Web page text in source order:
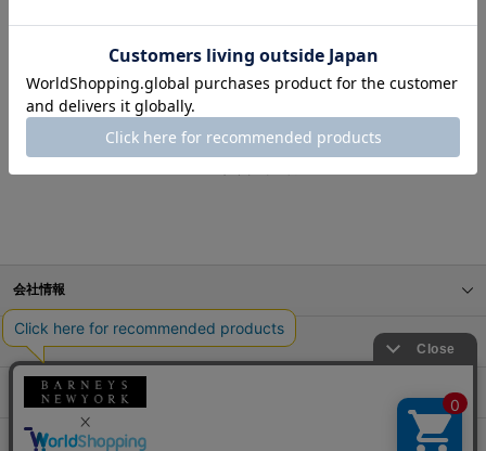
お探しのスタイリングが見つかりませんでした。
会社情報
オンラインストアショッピングガイド
店舗情報
サービス